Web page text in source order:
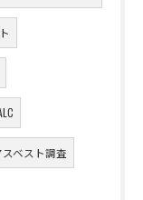
ベスト調査